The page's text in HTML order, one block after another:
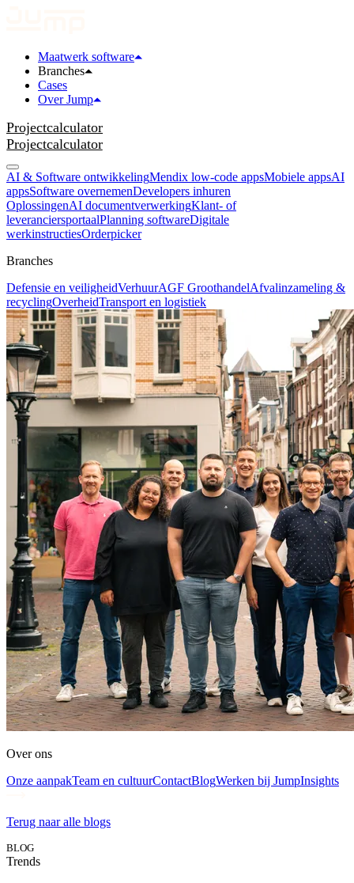
Maatwerk software
Branches
Cases
Over Jump
Projectcalculator
Projectcalculator
AI & Software ontwikkelingMendix low-code appsMobiele appsAI
appsSoftware overnemenDevelopers inhuren
OplossingenAI documentverwerkingKlant- of
leveranciersportaalPlanning softwareDigitale
werkinstructiesOrderpicker
Branches
Defensie en veiligheidVerhuurAGF GroothandelAfvalinzameling &
recyclingOverheidTransport en logistiek
Over ons
Onze aanpakTeam en cultuurContactBlogWerken bij JumpInsights
Terug naar alle blogs
BLOG
Trends